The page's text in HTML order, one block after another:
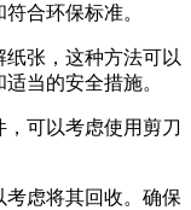
合环保标准。
张，这种方法可以
当的安全措施。
可以考虑使用剪刀
考虑将其回收。确保